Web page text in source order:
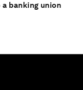
banking union